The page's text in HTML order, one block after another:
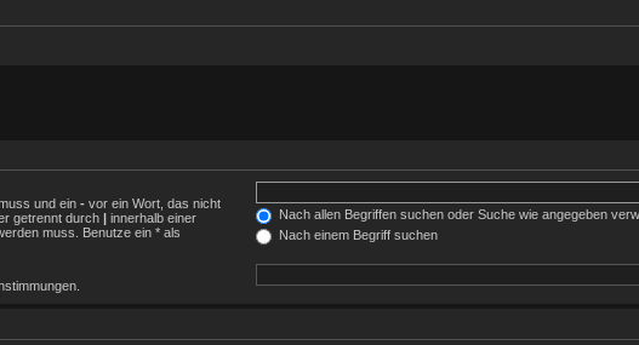
und ein - vor ein Wort, das nicht
getrennt durch
innerhalb einer
muss. Benutze ein * als
Nach allen Begriffen suchen oder Suche wie angegeben
Nach einem Begriff suchen